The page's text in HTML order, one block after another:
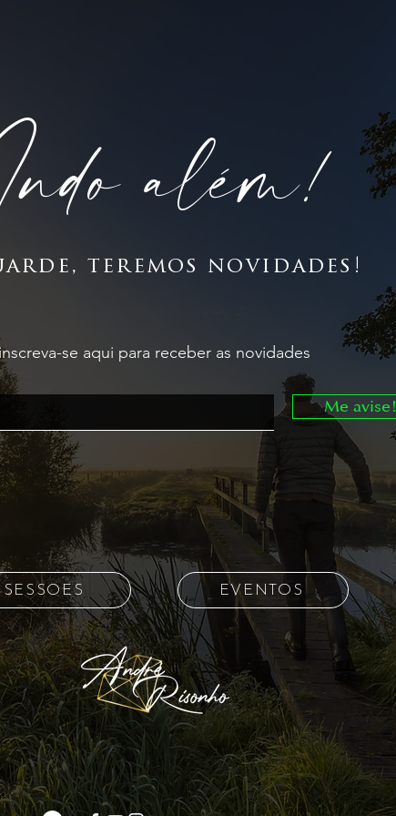
além!
teremos novidades!
se aqui para receber as novidades
Me avise!
SESSÕES EVENTOS